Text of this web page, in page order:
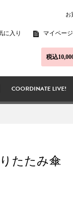
お
に入り マイページ
税込
COORDINATE LIVE!
たたみ傘